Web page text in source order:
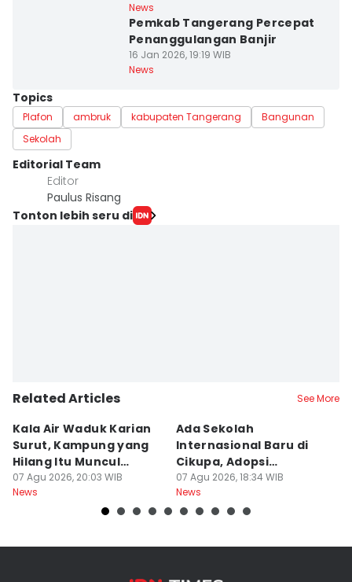
News
Pemkab Tangerang Percepat
Penanggulangan Banjir
16 Jan 2026, 19:19 WIB
News
Topics
Plafon ambruk kabupaten Tangerang
Bangunan
Sekolah
Editorial Team
Editor
Paulus Risang
Tonton lebih seru di
Related Articles See More
Kala Air Waduk Karian
Surut, Kampung yang
Hilang Itu Muncul
Kembali
07 Agu 2026, 20:03 WIB
News
Ada Sekolah
Internasional Baru di
Cikupa, Adopsi
Kurikulum Singapura
07 Agu 2026, 18:34 WIB
News